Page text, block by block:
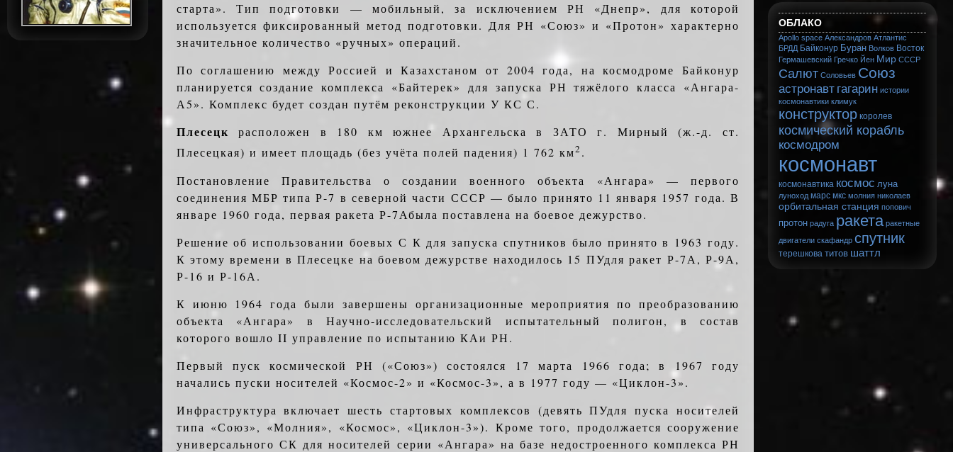
старта». Тип подготов­ки — мобильный, за исключением РН «Днепр», для которой
используется фиксированный метод подготовки. Для РН «Союз» и «Протон» характер­но
значительное количество «ручных» операций.
По соглашению между Россией и Казахстаном от 2004 года, на космо­дроме Байконур
планируется создание комплекса «Байтерек» для запуска РН тяжёлого класса «Ангара-
А5». Комплекс будет создан путём рекон­струкции У КС С.
Плесецк расположен в 180 км южнее Архангельска в ЗАТО г. Мир­ный (ж.-д. ст.
Плесецкая) и имеет площадь (без учёта полей падения) 1 762 км2.
Постановление Правительства о создании военного объекта «Анга­ра» — первого
соединения МБР типа Р-7 в северной части СССР — было принято 11 января 1957 года. В
январе 1960 года, первая ракета Р-7Абыла поставлена на боевое дежурство.
Решение об использовании боевых С К для запуска спутников было принято в 1963 году.
К этому времени в Плесецке на боевом дежурстве на­ходилось 15 ПУдля ракет Р-7А, Р-9А,
Р-16 и Р-16А.
К июню 1964 года были завершены организационные мероприятия по преобразованию
объекта «Ангара» в Научно-исследовательский испыта­тельный полигон, в состав
которого вошло II управление по испытанию КАи РН.
Первый пуск космической РН («Союз») состоялся 17 марта 1966 года; в 1967 году
начались пуски носителей «Космос-2» и «Космос-3», а в 1977 году — «Циклон-3».
Инфраструктура включает шесть стартовых комплексов (девять ПУдля пуска носителей
типа «Союз», «Молния», «Космос», «Циклон-3»). Кроме того, продолжается сооружение
универсального СК для носителей серии «Ангара» на базе недостроенного комплекса РН
ОБЛАКО
Apollo space Александров Атлантис
БРДД Байконур Буран Волков Восток
Гермашевский Гречко Йен Мир СССР
Салют Соловьев Союз
астронавт гагарин истории
космонавтики климук
конструктор королев
космический корабль
космодром
космонавт
космонавтика космос луна
луноход марс мкс молния николаев
орбитальная станция попович
протон радуга ракета ракетные
двигатели скафандр спутник
терешкова титов шаттл